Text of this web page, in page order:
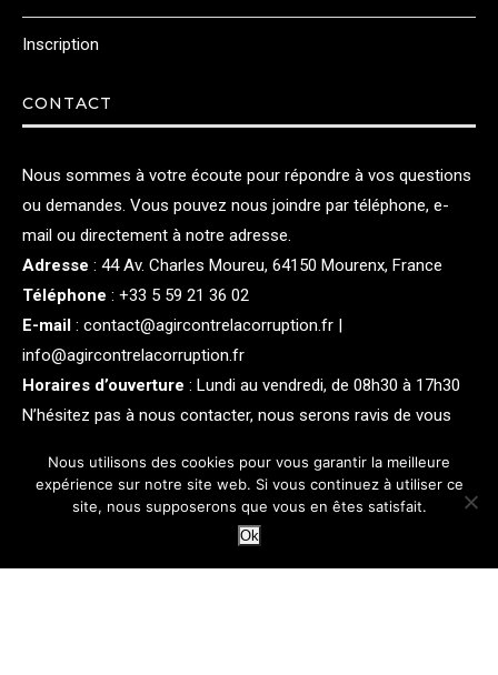
Inscription
CONTACT
Nous sommes à votre écoute pour répondre à vos questions
ou demandes. Vous pouvez nous joindre par téléphone, e-
mail ou directement à notre adresse.
Adresse : 44 Av. Charles Moureu, 64150 Mourenx, France
Téléphone : +33 5 59 21 36 02
E-mail : contact@agircontrelacorruption.fr |
info@agircontrelacorruption.fr
Horaires d’ouverture : Lundi au vendredi, de 08h30 à 17h30
N’hésitez pas à nous contacter, nous serons ravis de vous
CATEGORIES
Emploi (3)
Nous utilisons des cookies pour vous garantir la meilleure
expérience sur notre site web. Si vous continuez à utiliser ce
site, nous supposerons que vous en êtes satisfait.
Ok